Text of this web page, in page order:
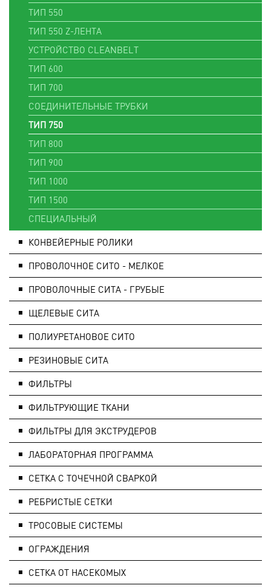
ТИП 550
ТИП 550 Z-ЛЕНТА
УСТРОЙСТВО CLEANBELT
ТИП 600
ТИП 700
СОЕДИНИТЕЛЬНЫЕ ТРУБКИ
ТИП 750
ТИП 800
ТИП 900
ТИП 1000
ТИП 1500
СПЕЦИАЛЬНЫЙ
КОНВЕЙЕРНЫЕ РОЛИКИ
ПРОВОЛОЧНОЕ СИТО - МЕЛКОЕ
ПРОВОЛОЧНЫЕ СИТА - ГРУБЫЕ
ЩЕЛЕВЫЕ СИТА
ПОЛИУРЕТАНОВОЕ СИТО
РЕЗИНОВЫЕ СИТА
ФИЛЬТРЫ
ФИЛЬТРУЮЩИЕ ТКАНИ
ФИЛЬТРЫ ДЛЯ ЭКСТРУДЕРОВ
ЛАБОРАТОРНАЯ ПРОГРАММА
СЕТКА С ТОЧЕЧНОЙ СВАРКОЙ
РЕБРИСТЫЕ СЕТКИ
ТРОСОВЫЕ СИСТЕМЫ
ОГРАЖДЕНИЯ
СЕТКА ОТ НАСЕКОМЫХ